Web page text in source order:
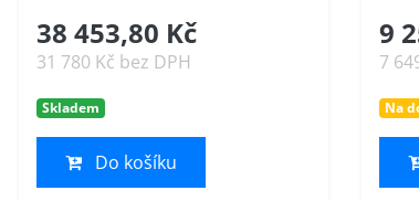
38 453,80 Kč
31 780 Kč bez DPH
Skladem
Do košíku
9
7
Na